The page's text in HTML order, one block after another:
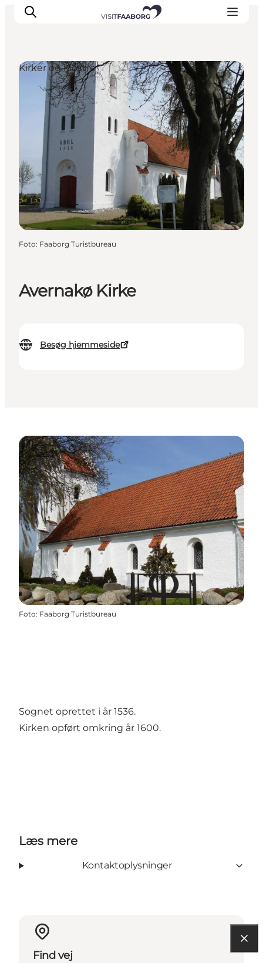
Overnatning
Spisesteder
Oplevelser
Øhop
Outdoor
Det sker
Avernakø Kirke
Besøg hjemmeside
Kirker og klostre
Foto: Faaborg Turistbureau
Foto: Faaborg Turistbureau
Sognet oprettet i år 1536.
Kirken opført omkring år 1600.
Læs mere
Kontaktoplysninger
Find vej